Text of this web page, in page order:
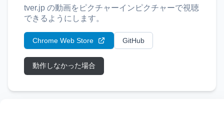
tver.jp の動画をピクチャーインピクチャーで視聴
できるようにします。
Chrome Web Store GitHub
動作しなかった場合